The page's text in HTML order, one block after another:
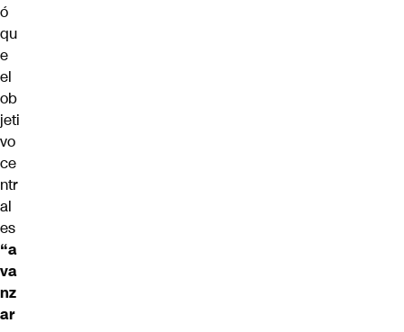
ó
qu
e
el
ob
jeti
vo
ce
ntr
al
es
“a
va
nz
ar